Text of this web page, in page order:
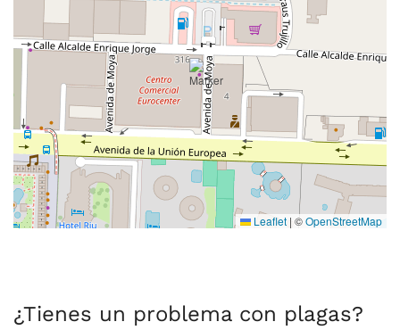
Leaflet | ©OpenStreetMap
¿Tienes un problema con plagas?